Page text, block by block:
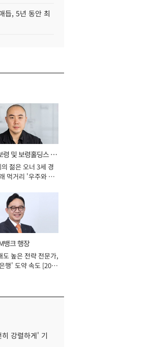
듭, 5년 동안 최
령 및 보령홀딩스 대
젊은 오너 3세 경
먹거리 '우주와 헬
뱅크 행장
도 높은 전략 전문가,
행' 도약 속도 [2026
강렬하게' 기